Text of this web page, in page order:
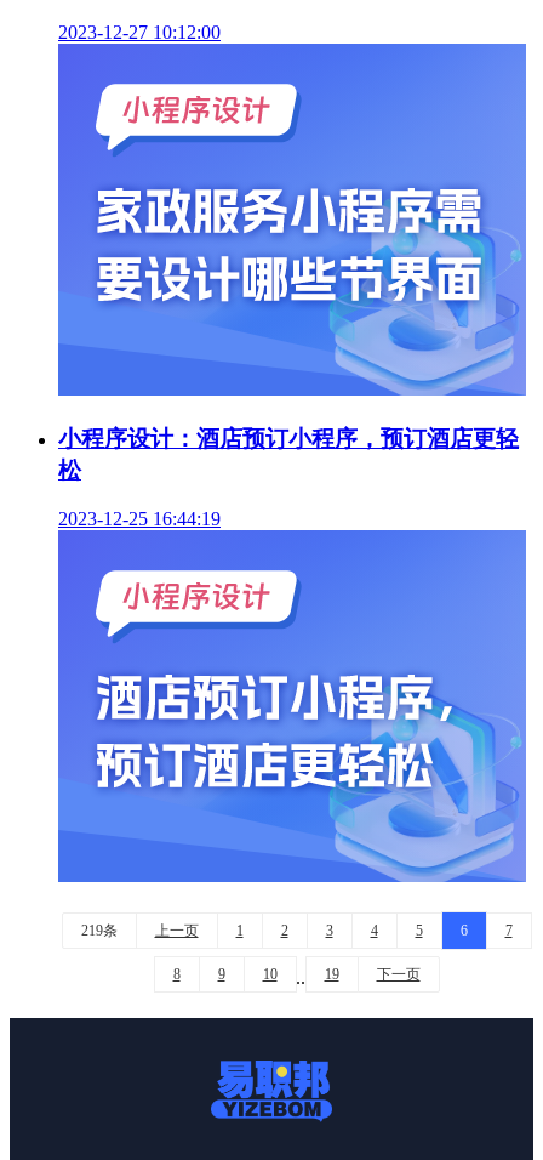
2023-12-27 10:12:00
小程序设计：酒店预订小程序，预订酒店更轻
松
2023-12-25 16:44:19
219条 上一页 1 2 3 4 5 6 7
8 9 10 .. 19 下一页